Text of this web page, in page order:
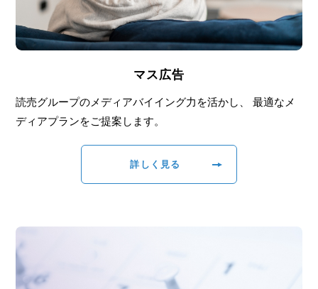
マス広告
読売グループのメディアバイイング力を活かし、 最適なメ
ディアプランをご提案します。
詳しく見る